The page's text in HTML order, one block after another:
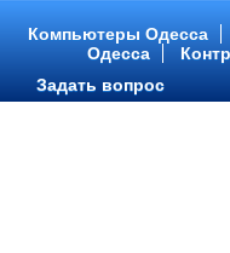
Компьютеры Одесса
Одесса
Задать вопрос